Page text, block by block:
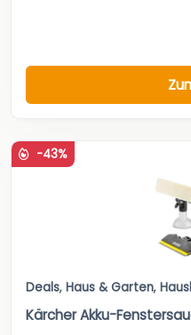
-43%
Deals, Haus & Garten,
Kärcher Akku-